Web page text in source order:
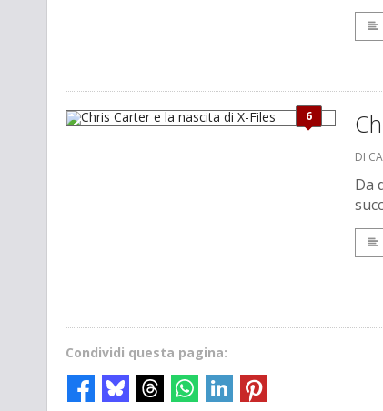
6
DI
Da
Condividi questa pagina: